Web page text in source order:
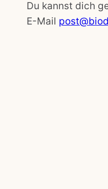
Du kannst dich
E-Mail